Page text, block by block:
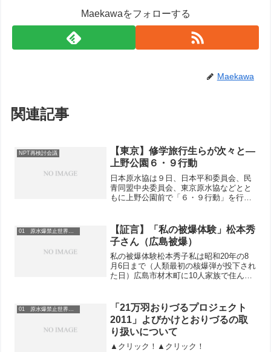
Maekawaをフォローする
Maekawa
関連記事
NPT再検討会議
【東京】修学旅行生らが次々と―
上野公園６・９行動
日本原水協は９日、日本平和委員会、民
青同盟中央委員会、東京原水協などとと
もに上野公園前で「６・９行動」を行い
兵器のない世界」を呼びかけるも
の。 ...
01 原水爆禁止世界大会
【証言】「私の被爆体験」松本秀
子さん（広島被爆）
私の被爆体験松本秀子私は昭和20年の8
月6日まで（人類最初の核爆弾が投下され
た日）広島市材木町に10人家族で住んで
町という町名すら残っていませんが、そ
こにはひと抱えほど...
01 原水爆禁止世界大会
「21万羽おりづるプロジェクト
2011」よびかけとおりづるの取
り扱いについて
▲クリック！▲クリック！